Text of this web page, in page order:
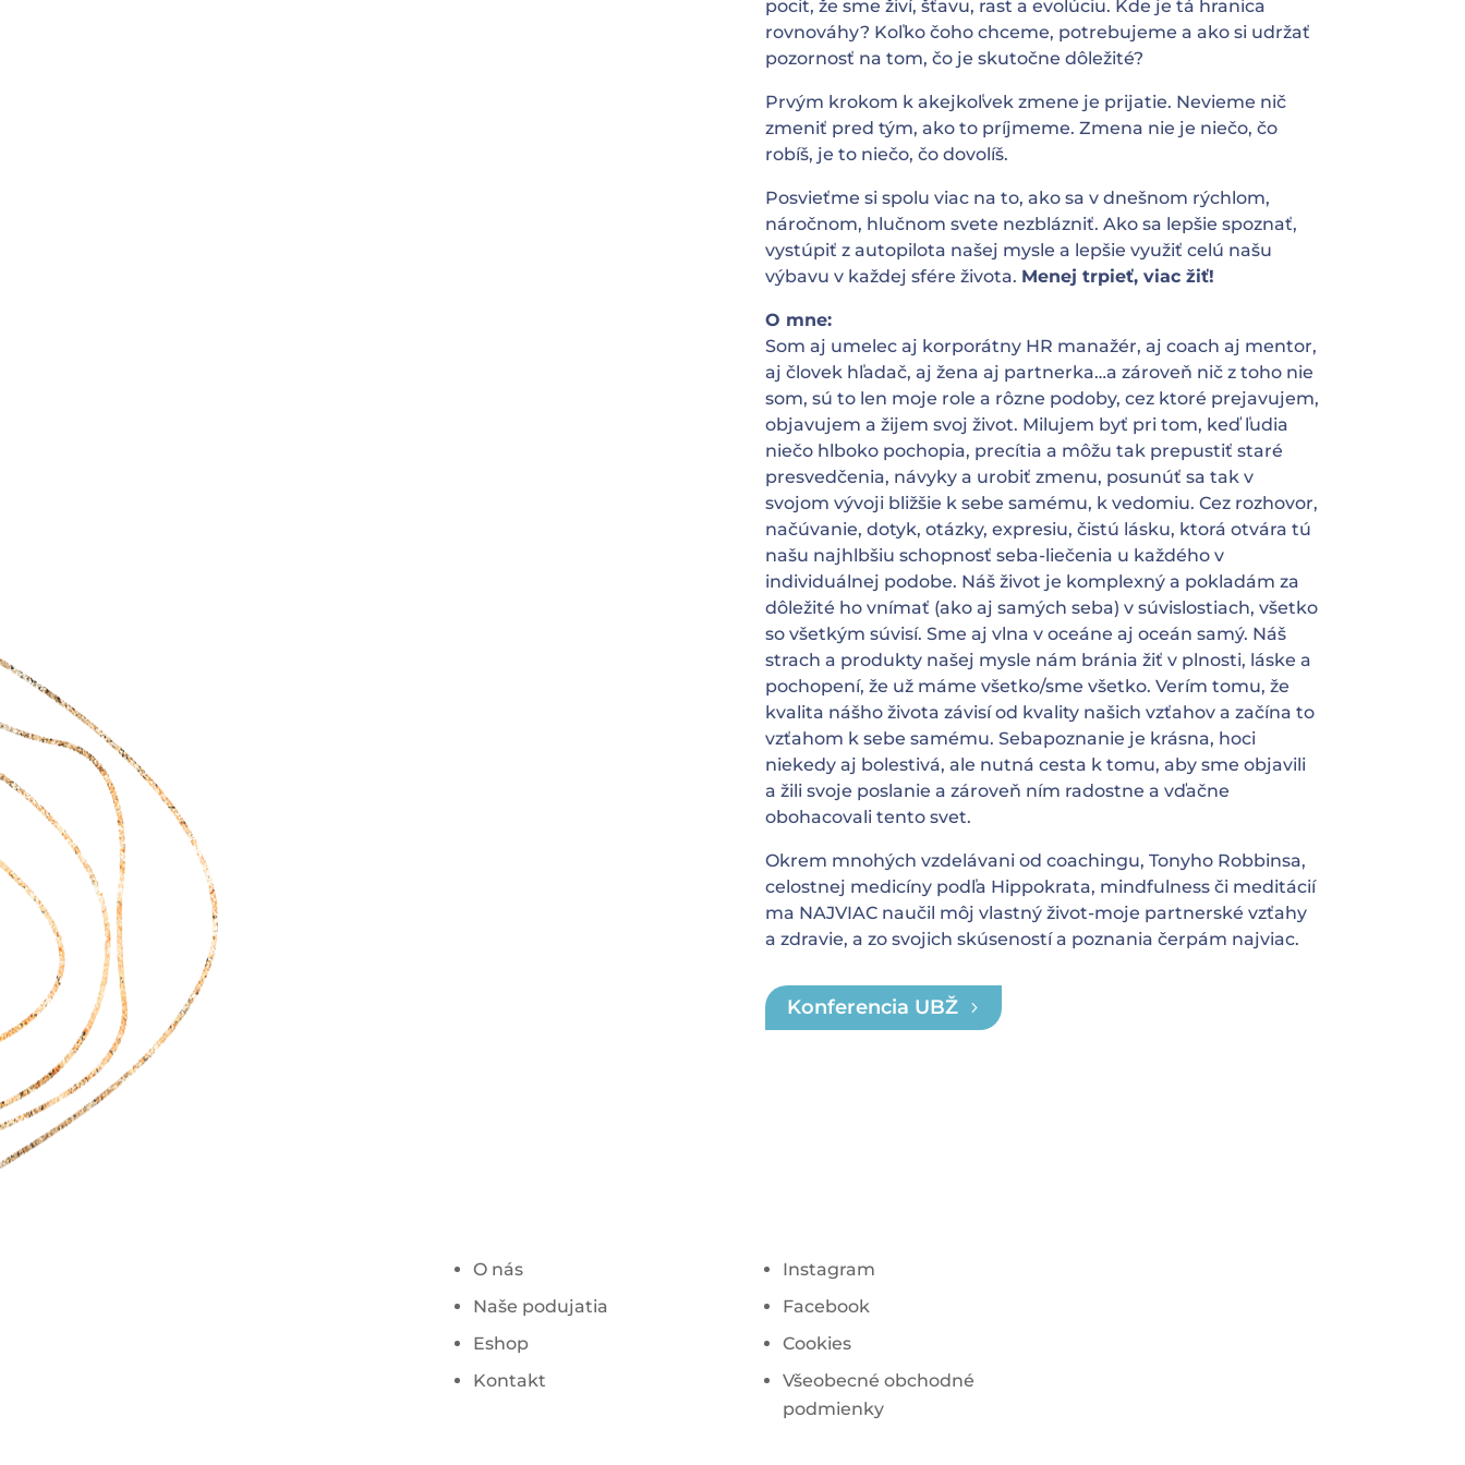
pocit, že sme živí, šťavu, rast a evolúciu. Kde je tá hranica
rovnováhy? Koľko čoho chceme, potrebujeme a ako si udržať
pozornosť na tom, čo je skutočne dôležité?
Prvým krokom k akejkoľvek zmene je prijatie. Nevieme nič
zmeniť pred tým, ako to príjmeme. Zmena nie je niečo, čo
robíš, je to niečo, čo dovolíš.
Posvieťme si spolu viac na to, ako sa v dnešnom rýchlom,
náročnom, hlučnom svete nezblázniť. Ako sa lepšie spoznať,
vystúpiť z autopilota našej mysle a lepšie využiť celú našu
výbavu v každej sfére života. Menej trpieť, viac žiť!
O mne:
Som aj umelec aj korporátny HR manažér, aj coach aj mentor,
aj človek hľadač, aj žena aj partnerka…a zároveň nič z toho nie
som, sú to len moje role a rôzne podoby, cez ktoré prejavujem,
objavujem a žijem svoj život. Milujem byť pri tom, keď ľudia
niečo hlboko pochopia, precítia a môžu tak prepustiť staré
presvedčenia, návyky a urobiť zmenu, posunúť sa tak v
svojom vývoji bližšie k sebe samému, k vedomiu. Cez rozhovor,
načúvanie, dotyk, otázky, expresiu, čistú lásku, ktorá otvára tú
našu najhlbšiu schopnosť seba-liečenia u každého v
individuálnej podobe. Náš život je komplexný a pokladám za
dôležité ho vnímať (ako aj samých seba) v súvislostiach, všetko
so všetkým súvisí. Sme aj vlna v oceáne aj oceán samý. Náš
strach a produkty našej mysle nám bránia žiť v plnosti, láske a
pochopení, že už máme všetko/sme všetko. Verím tomu, že
kvalita nášho života závisí od kvality našich vzťahov a začína to
vzťahom k sebe samému. Sebapoznanie je krásna, hoci
niekedy aj bolestivá, ale nutná cesta k tomu, aby sme objavili
a žili svoje poslanie a zároveň ním radostne a vďačne
obohacovali tento svet.
Okrem mnohých vzdelávani od coachingu, Tonyho Robbinsa,
celostnej medicíny podľa Hippokrata, mindfulness či meditácií
ma NAJVIAC naučil môj vlastný život-moje partnerské vzťahy
a zdravie, a zo svojich skúseností a poznania čerpám najviac.
Konferencia UBŽ
O nás
Naše podujatia
Eshop
Kontakt
Instagram
Facebook
Cookies
Všeobecné obchodné
podmienky